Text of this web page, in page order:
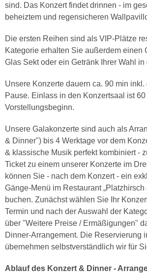
sind. Das Konzert findet drinnen - im
beheiztem und regensicheren
Die ersten Reihen sind als VIP-Plätze
Kategorie erhalten Sie außerdem einen
Glas Sekt oder ein Getränk Ihrer Wahl
Unsere Konzerte dauern ca. 90 min
Pause. Einlass in den Konzertsaal ist
Vorstellungsbeginn.
Unsere Galakonzerte sind auch als
& Dinner") bis 4 Werktage vor dem
& klassische Musik perfekt kombiniert -
Ticket zu einem unserer Konzerte im
können Sie - nach dem Konzert - ein
Gänge-Menü im Restaurant
buchen. Zunächst wählen Sie Ihr
Termin und nach der Auswahl der
über "Weitere Preise / Ermäßigungen"
Dinner-Arrangement. Die Reservierung
übernehmen selbstverständlich wir für
Ablauf des Konzert & Dinner -